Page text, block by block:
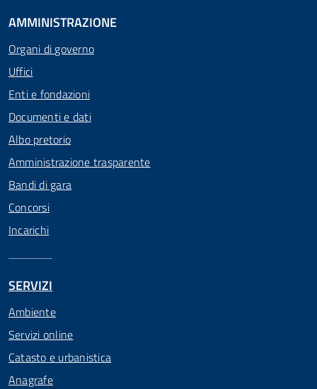
AMMINISTRAZIONE
Organi di governo
Uffici
Enti e fondazioni
Documenti e dati
Albo pretorio
Amministrazione trasparente
Bandi di gara
Concorsi
Incarichi
SERVIZI
Ambiente
Servizi online
Catasto e urbanistica
Anagrafe